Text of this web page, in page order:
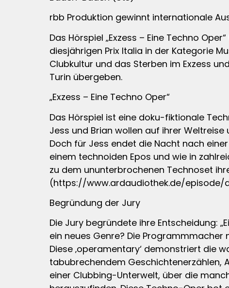
rbb Produktion gewinnt internationale
Das Hörspiel „Exzess – Eine Techno
diesjährigen Prix Italia in der Kategorie
Clubkultur und das Sterben im Exzess
Turin übergeben.
„Exzess – Eine Techno Oper“
Das Hörspiel ist eine doku-fiktionale
Jess und Brian wollen auf ihrer
Doch für Jess endet die Nacht nach
einem technoiden Epos und wie in
zu dem ununterbrochenen Technoset
(https://www.ardaudiothek.de/episode/
Begründung der Jury
Die Jury begründete ihre Entscheidung:
ein neues Genre? Die
Diese ‚operamentary‘ demonstriert die
tabubrechendem Geschichtenerzählen,
einer Clubbing-Unterwelt, über die